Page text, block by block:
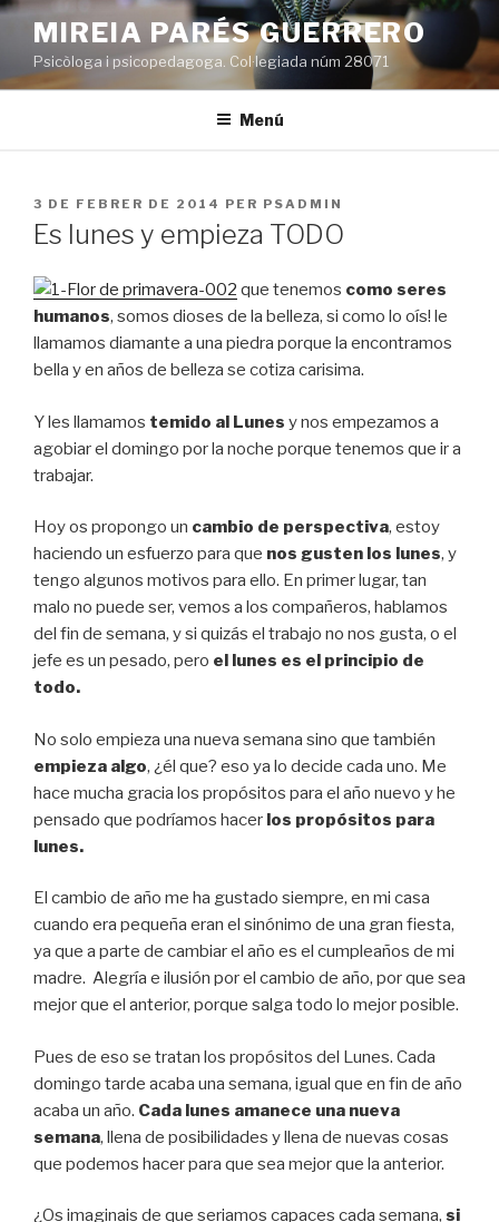
Vés
contingut
MIREIA PARÉS GUERRERO
Psicòloga i psicopedagoga. Col·legiada núm 28071
Menú
PUBLICAT
A
3 DE FEBRER DE 2014 PER PSADMIN
Es lunes y empieza TODO
que tenemos como seres
humanos, somos dioses de la belleza, si como lo oís! le
llamamos diamante a una piedra porque la encontramos
bella y en años de belleza se cotiza carisima.
Y les llamamos temido al Lunes y nos empezamos a
agobiar el domingo por la noche porque tenemos que ir a
trabajar.
Hoy os propongo un cambio de perspectiva, estoy
haciendo un esfuerzo para que nos gusten los lunes, y
tengo algunos motivos para ello. En primer lugar, tan
malo no puede ser, vemos a los compañeros, hablamos
del fin de semana, y si quizás el trabajo no nos gusta, o el
jefe es un pesado, pero el lunes es el principio de
todo.
No solo empieza una nueva semana sino que también
empieza algo, ¿él que? eso ya lo decide cada uno. Me
hace mucha gracia los propósitos para el año nuevo y he
pensado que podríamos hacer los propósitos para
lunes.
El cambio de año me ha gustado siempre, en mi casa
cuando era pequeña eran el sinónimo de una gran fiesta,
ya que a parte de cambiar el año es el cumpleaños de mi
madre. Alegría e ilusión por el cambio de año, por que sea
mejor que el anterior, porque salga todo lo mejor posible.
Pues de eso se tratan los propósitos del Lunes. Cada
domingo tarde acaba una semana, igual que en fin de año
acaba un año. Cada lunes amanece una nueva
semana, llena de posibilidades y llena de nuevas cosas
que podemos hacer para que sea mejor que la anterior.
¿Os imaginais de que seriamos capaces cada semana, si